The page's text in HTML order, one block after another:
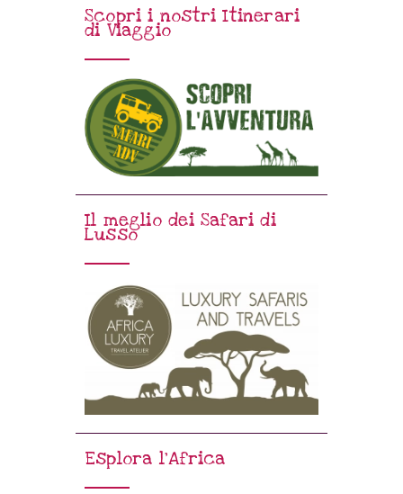
Scopri i nostri Itinerari
di Viaggio
Il meglio dei Safari di
Lusso
Esplora l’Africa